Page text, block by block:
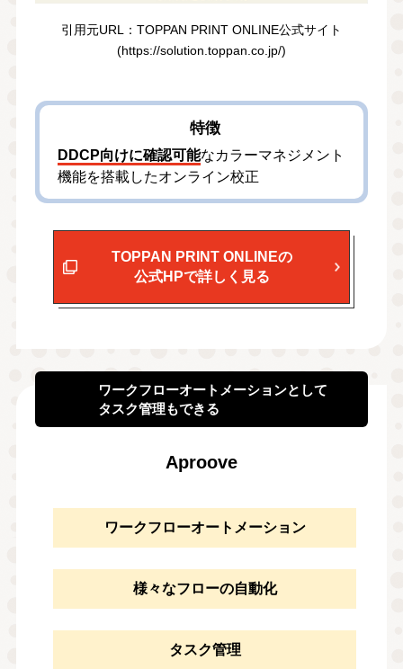
引⽤元URL：TOPPAN PRINT ONLINE公式サイト
(https://solution.toppan.co.jp/)
特徴
DDCP向けに確認可能なカラーマネジメント
機能を搭載したオンライン校正
TOPPAN PRINT ONLINEの
公式HPで詳しく見る
ワークフローオートメーションとして
タスク管理もできる
Aproove
ワークフローオートメーション
様々なフローの自動化
タスク管理